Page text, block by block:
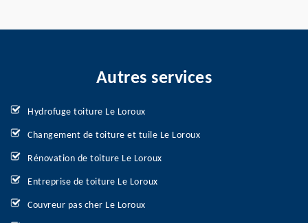
Autres services
Hydrofuge toiture Le Loroux
Changement de toiture et tuile Le Loroux
Rénovation de toiture Le Loroux
Entreprise de toiture Le Loroux
Couvreur pas cher Le Loroux